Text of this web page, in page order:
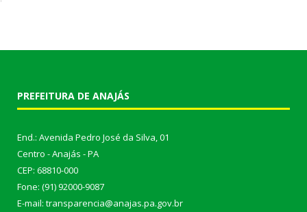
PREFEITURA DE ANAJÁS
End.: Avenida Pedro José da Silva, 01
Centro - Anajás - PA
CEP: 68810-000
Fone: (91) 92000-9087
E-mail: transparencia@anajas.pa.gov.br